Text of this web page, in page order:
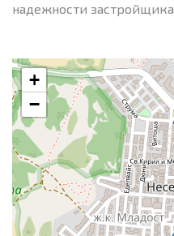
надежности застройщика.
+
−